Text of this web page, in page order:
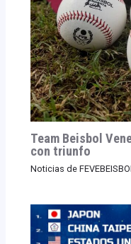
Team Beisbol
con triunfo
Noticias de